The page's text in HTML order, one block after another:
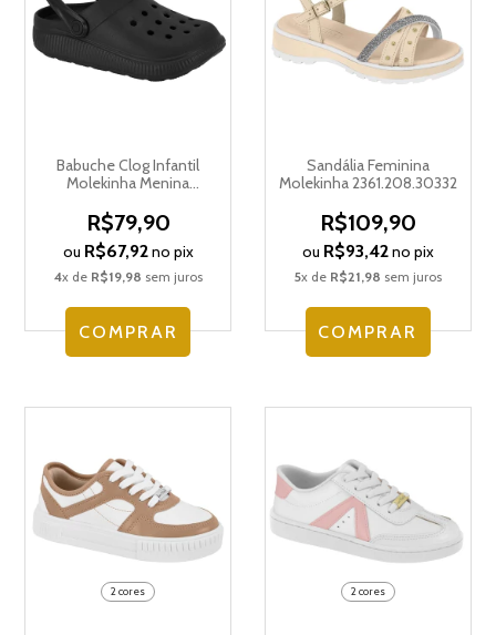
Babuche Clog Infantil
Molekinha Menina
R$79,90
ou R$67,92no pix
4x de R$19,98 sem juros
COMPRAR
Sandália Feminina
Molekinha 2361.208.30332
R$109,90
ou R$93,42no pix
5x de R$21,98 sem juros
COMPRAR
2 cores 2 cores